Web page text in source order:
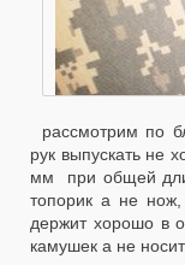
рассмотрим по
рук выпускать не
мм при общей
топорик а не нож,
держит хорошо в
камушек а не